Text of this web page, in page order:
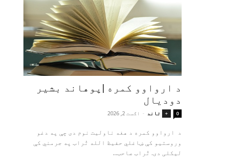
د ارواوو کمره |پوهاند بشیر
دودیال
+ تاند - اګست 2, 2026 0
د ارواوو کمره د هغه ناولیت نوم دی چې په دغو
وروستیو کې ښاغلي حفیظ الله تُراب په جرمني کې
لیکلی دی. تُراب صاحب...